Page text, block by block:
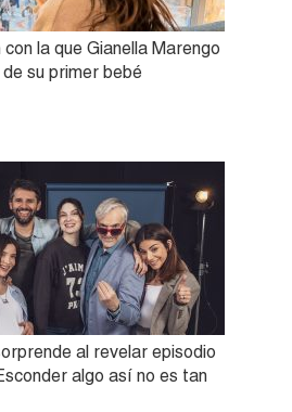
la que Gianella Marengo
su primer bebé
al revelar episodio
algo así no es tan